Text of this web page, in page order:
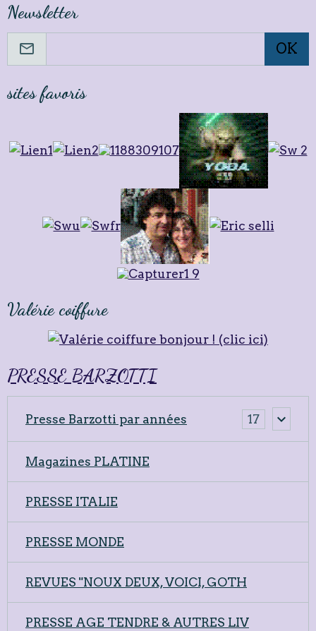
Newsletter
OK
sites favoris
Valérie coiffure
PRESSE BARZOTTI
Presse Barzotti par années 17
Magazines PLATINE
PRESSE ITALIE
PRESSE MONDE
REVUES "NOUX DEUX, VOICI, GOTH
PRESSE AGE TENDRE & AUTRES LIV